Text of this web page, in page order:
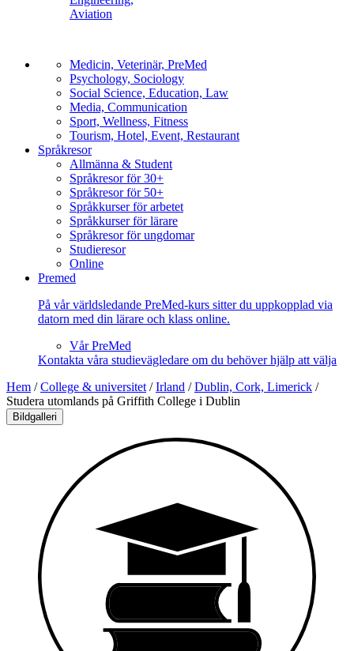
Aviation
Medicin, Veterinär, PreMed
Psychology, Sociology
Social Science, Education, Law
Media, Communication
Sport, Wellness, Fitness
Tourism, Hotel, Event, Restaurant
Språkresor
Allmänna & Student
Språkresor för 30+
Språkresor för 50+
Språkkurser för arbetet
Språkkurser för lärare
Språkresor för ungdomar
Studieresor
Online
Premed
På vår världsledande PreMed-kurs sitter du uppkopplad via
datorn med din lärare och klass online.
Vår PreMed
Kontakta våra studievägledare om du behöver hjälp att välja
Hem /College & universitet/Irland /Dublin, Cork, Limerick /
Studera utomlands på Griffith College i Dublin
Bildgalleri